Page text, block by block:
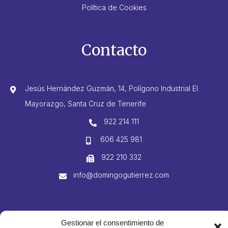
Gestionar el consentimiento de
Política de Cookies
Contacto
Jesús Hernández Guzmán, 14, Polígono Industrial El
Mayorazgo, Santa Cruz de Tenerife
922 214 111
606 425 981
922 210 332
info@domingogutierrez.com